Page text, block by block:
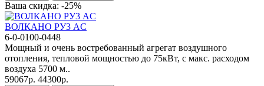
Ваша скидка: -25%
ВОЛКАНО РУ3 AC
6-0-0100-0448
Мощный и очень востребованный агрегат воздушного
отопления, тепловой мощностью до 75кВт, с макс. расходом
воздуха 5700 м..
59067р. 44300р.